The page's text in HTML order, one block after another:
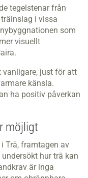
tegelstenar från
i vissa
som
visuellt
just för att
känsla.
ha positiv påverkan
möjligt
Trä, framtagen av
hur trä kan
är inga